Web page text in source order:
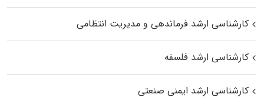
کارشناسی ارشد فرماندهی و مدیریت انتظامی
کارشناسی ارشد فلسفه
کارشناسی ارشد ایمنی صنعتی